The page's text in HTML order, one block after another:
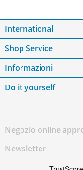
International
Shop Service
Informazioni
Do it yourself
Negozio online
Newsletter